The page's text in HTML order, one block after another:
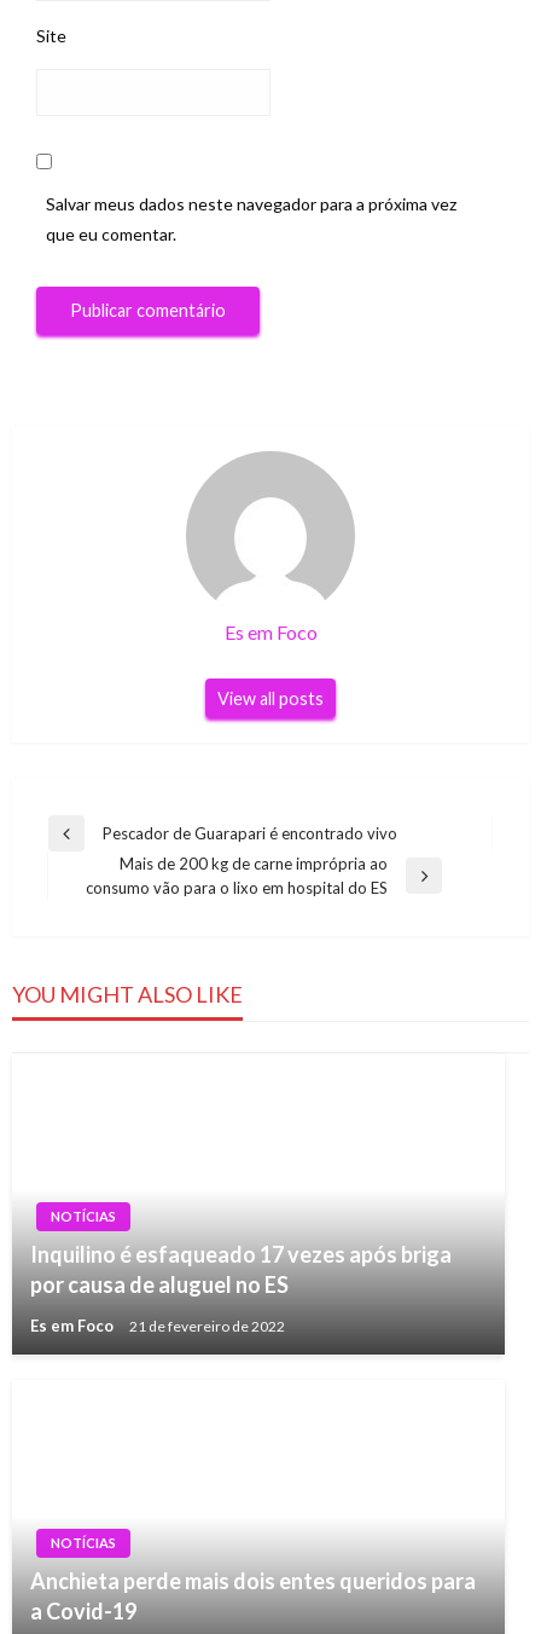
Site
Salvar meus dados neste navegador para a próxima vez
que eu comentar.
Es em Foco
View all posts
Navegação
Post
Previous
Pescador de Guarapari é encontrado vivo
Next
Mais de 200 kg de carne imprópria ao
consumo vão para o lixo em hospital do ES
YOU MIGHT ALSO LIKE
NOTÍCIAS
Inquilino é esfaqueado 17 vezes após briga
por causa de aluguel no ES
Es em Foco 21 de fevereiro de 2022
NOTÍCIAS
Anchieta perde mais dois entes queridos para
a Covid-19